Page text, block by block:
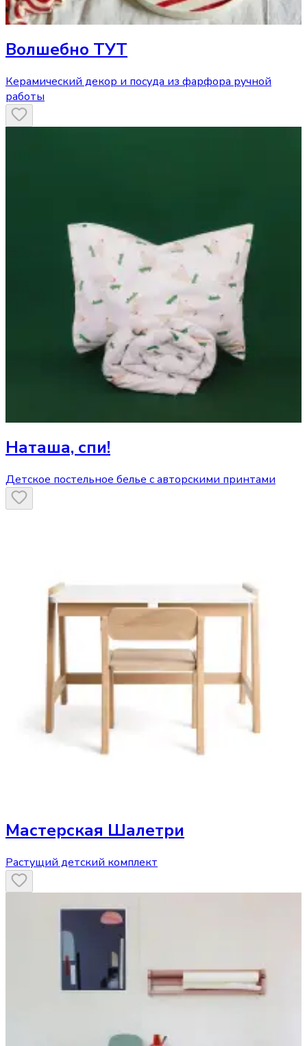
Волшебно ТУТ
Керамический декор и посуда из фарфора ручной
работы
Наташа, спи!
Детское постельное белье с авторскими принтами
Мастерская Шалетри
Растущий детский комплект